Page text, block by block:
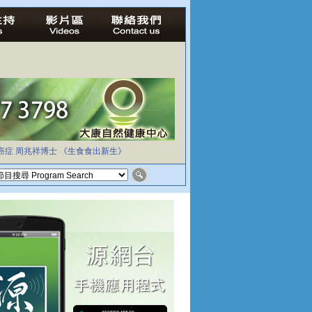
症 周兆祥博士 《生食食出新生》